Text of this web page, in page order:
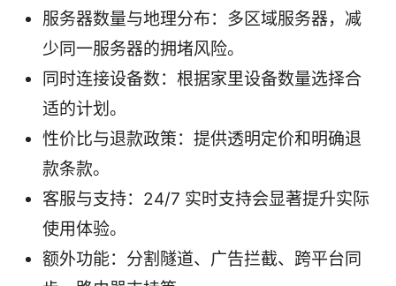
服务器数量与地理分布：多区域服务器，减
少同一服务器的拥堵风险。
同时连接设备数：根据家里设备数量选择合
适的计划。
性价比与退款政策：提供透明定价和明确退
款条款。
客服与支持：24/7 实时支持会显著提升实际
使用体验。
额外功能：分割隧道、广告拦截、跨平台同